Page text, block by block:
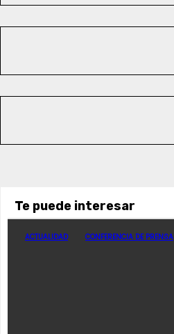
Te puede interesar
ACTUALIDAD CONFERENCIA DE PRENSA